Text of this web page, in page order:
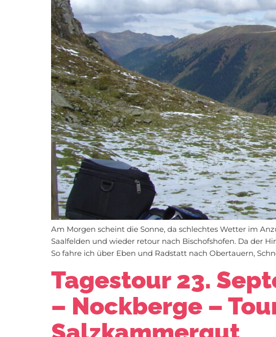
Am Morgen scheint die Sonne, da schlechtes Wetter im
Saalfelden und wieder retour nach Bischofshofen. Da der
So fahre ich über Eben und Radstatt nach Obertauern,
Tagestour 23.
– Nockberge –